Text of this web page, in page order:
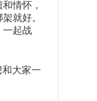
情怀，
就好。
一起战
大家一